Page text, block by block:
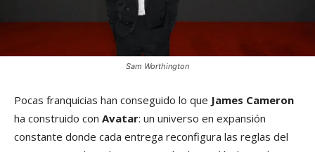
Sam Worthington
Pocas franquicias han conseguido lo que James Cameron
ha construido con Avatar: un universo en expansión
constante donde cada entrega reconfigura las reglas del